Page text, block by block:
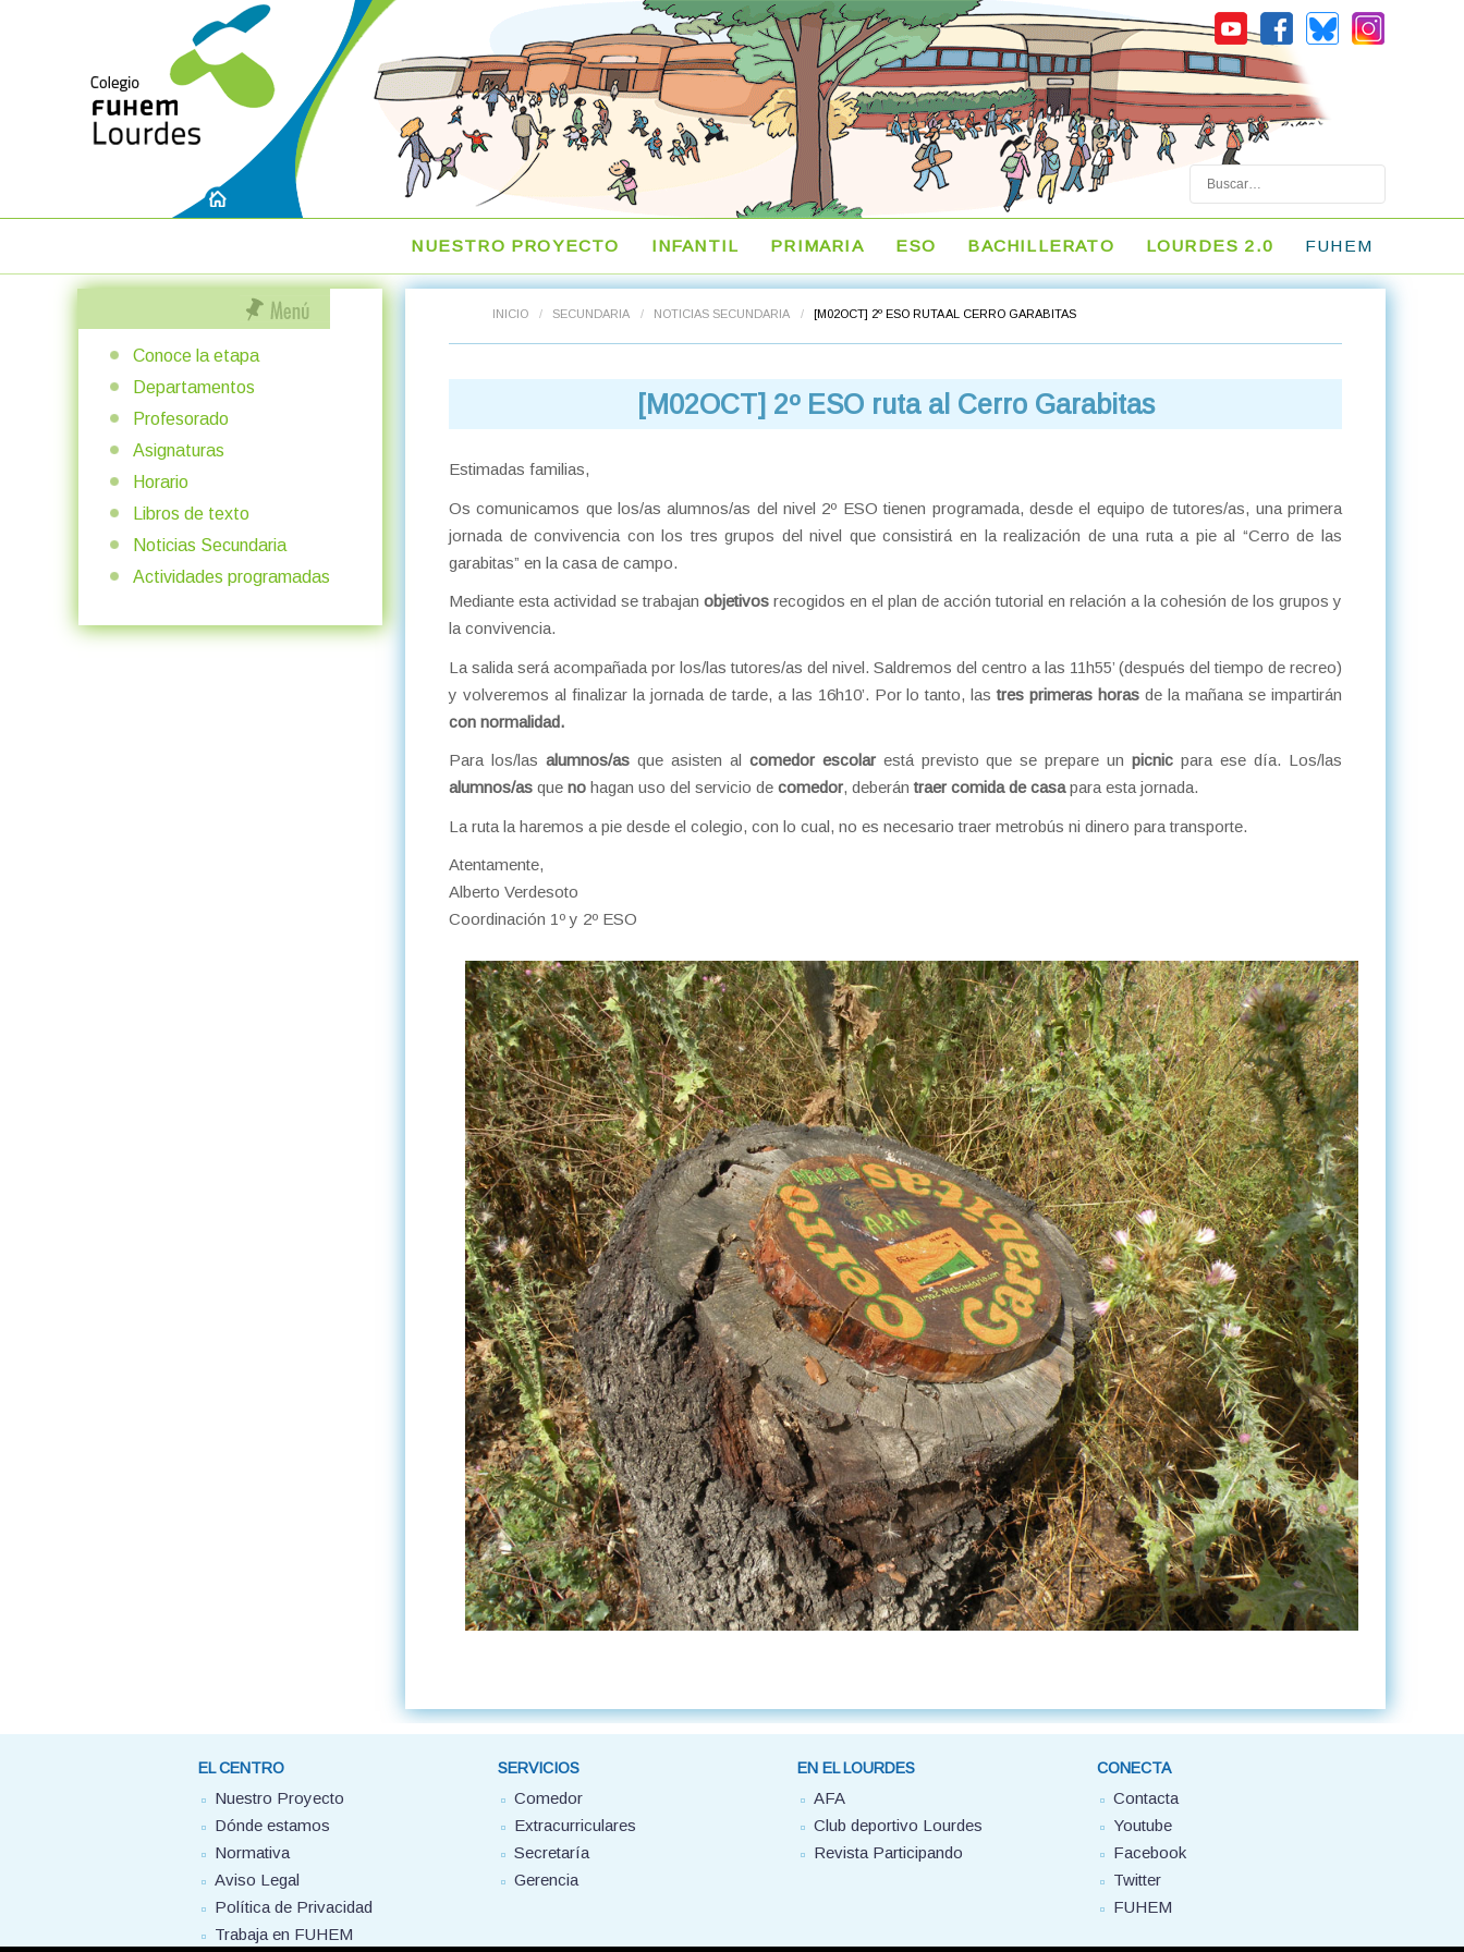
Buscar
NUESTRO PROYECTO INFANTIL PRIMARIA ESO BACHILLERATO LOURDES 2.0 FUHEM
INICIO / SECUNDARIA / NOTICIAS SECUNDARIA / [M02OCT] 2º ESO RUTA AL CERRO GARABITAS
[M02OCT] 2º ESO ruta al Cerro Garabitas
Estimadas familias,
Os comunicamos que los/as alumnos/as del nivel 2º ESO tienen programada, desde el equipo de tutores/as, una primera
jornada de convivencia con los tres grupos del nivel que consistirá en la realización de una ruta a pie al “Cerro de las
garabitas” en la casa de campo.
Mediante esta actividad se trabajan objetivos recogidos en el plan de acción tutorial en relación a la cohesión de los grupos y
la convivencia.
La salida será acompañada por los/las tutores/as del nivel. Saldremos del centro a las 11h55’ (después del tiempo de recreo)
y volveremos al finalizar la jornada de tarde, a las 16h10’. Por lo tanto, las tres primeras horasde la mañana se impartirán
con normalidad.
Para los/las alumnos/as que asisten al comedor escolar está previsto que se prepare unpicnic para ese día. Los/las
alumnos/as que no hagan uso del servicio de comedor, deberántraer comida de casapara esta jornada.
La ruta la haremos a pie desde el colegio, con lo cual, no es necesario traer metrobús ni dinero para transporte.
Atentamente,
Alberto Verdesoto
Coordinación 1º y 2º ESO
Conoce la etapa
Departamentos
Profesorado
Asignaturas
Horario
Libros de texto
Noticias Secundaria
Actividades programadas
EL CENTRO
Nuestro Proyecto
Dónde estamos
Normativa
Aviso Legal
Política de Privacidad
Trabaja en FUHEM
SERVICIOS
Comedor
Extracurriculares
Secretaría
Gerencia
EN EL LOURDES
AFA
Club deportivo Lourdes
Revista Participando
CONECTA
Contacta
Youtube
Facebook
Twitter
FUHEM